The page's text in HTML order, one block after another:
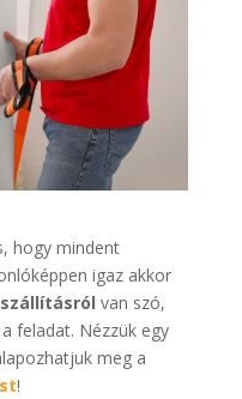
hogy mindent
igaz akkor
van szó,
feladat. Nézzük egy
meg a
!